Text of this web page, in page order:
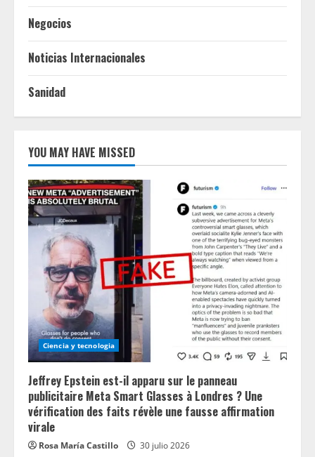
Negocios
Noticias Internacionales
Sanidad
YOU MAY HAVE MISSED
Ciencia y tecnologia
Jeffrey Epstein est-il apparu sur le panneau
publicitaire Meta Smart Glasses à Londres ? Une
vérification des faits révèle une fausse affirmation
virale
Rosa María Castillo 30 julio 2026